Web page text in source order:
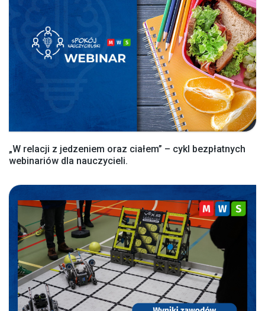
„W relacji z jedzeniem oraz ciałem” – cykl bezpłatnych
webinariów dla nauczycieli.